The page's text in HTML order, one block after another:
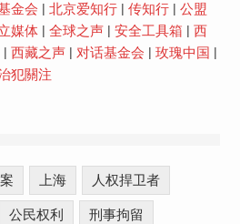
金会 北京爱知行| 传知行| 公盟
媒体| 全球之声| 安全工具箱
西
| 西藏之声| 对话基金会 玫瑰中国
犯關注
上海 人权捍卫者
公民权利 刑事拘留